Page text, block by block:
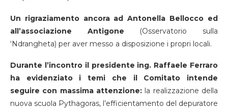
Un rigraziamento ancora ad Antonella Bellocco ed
all’associazione Antigone (Osservatorio sulla
‘Ndrangheta) per aver messo a disposizione i propri locali.
Durante l’incontro il presidente ing. Raffaele Ferraro
ha evidenziato i temi che il Comitato intende
seguire con massima attenzione: la realizzazione della
nuova scuola Pythagoras, l’efficientamento del depuratore